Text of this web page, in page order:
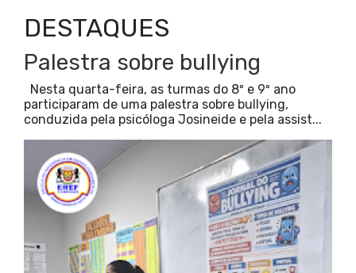
DESTAQUES
Palestra sobre bullying
Nesta quarta-feira, as turmas do 8º e 9º ano
participaram de uma palestra sobre bullying,
conduzida pela psicóloga Josineide e pela assist...